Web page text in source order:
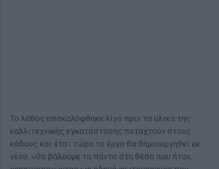
Το λάθος αποκαλύφθηκε λίγο πριν τα υλικά της
καλλιτεχνικής εγκατάστασης πεταχτούν στους
κάδους και έτσι τώρα το έργο θα δημιουργηθεί εκ
νέου. «Θα βάλουμε τα πάντα στη θέση που ήταν,